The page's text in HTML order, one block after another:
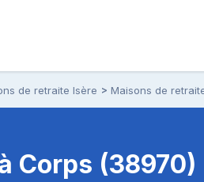
de retraite Isère Maisons de
Corps (38970)